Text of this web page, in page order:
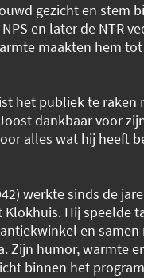
gezicht en stem
en later de NTR
maakten hem
het publiek te raken
dankbaar voor
alles wat hij heeft
werkte sinds de
Hij speelde
en
Zijn humor, warmte
binnen het